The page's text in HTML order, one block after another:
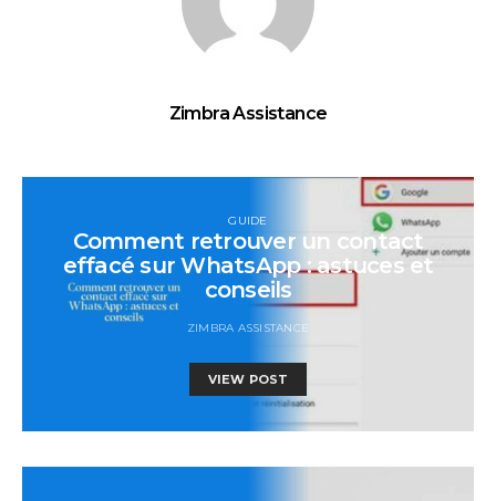
Zimbra Assistance
GUIDE
Comment retrouver un contact
effacé sur WhatsApp : astuces et
conseils
ZIMBRA ASSISTANCE
VIEW POST